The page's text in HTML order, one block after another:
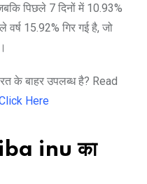
पिछले 7 दिनों में 10.93%
15.92% गिर गई है, जो
के बाहर उपलब्ध है? Read
Here
inu का